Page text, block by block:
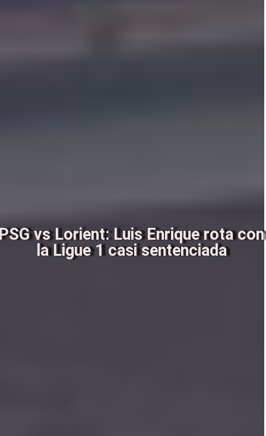
vs Lorient: Luis Enrique rota con
la Ligue 1 casi sentenciada